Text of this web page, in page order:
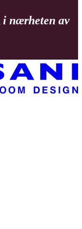
i nærheten av